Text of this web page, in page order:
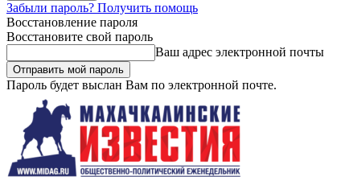
Забыли пароль? Получить помощь
Восстановление пароля
Восстановите свой пароль
Ваш адрес электронной почты
Пароль будет выслан Вам по электронной почте.